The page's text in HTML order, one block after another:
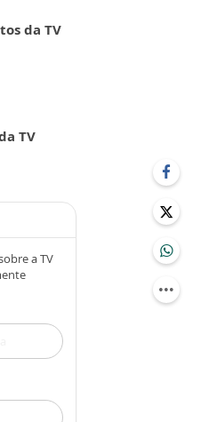
da TV
TV
a TV